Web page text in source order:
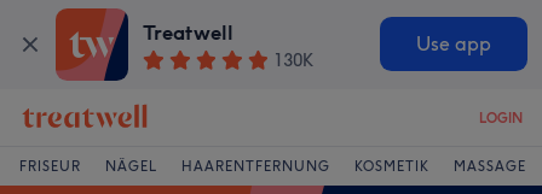
Treatwell
130K
Use app
LOGIN
FRISEUR NÄGEL HAARENTFERNUNG KOSMETIK MASSAGE